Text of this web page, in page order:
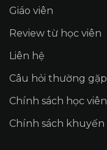
Giáo viên
Review từ học viên
Liên hệ
Câu hỏi thường gặp
Chính sách học viên
Chính sách khuyến